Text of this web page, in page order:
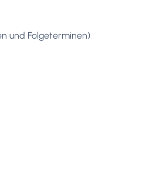
und Folgeterminen)